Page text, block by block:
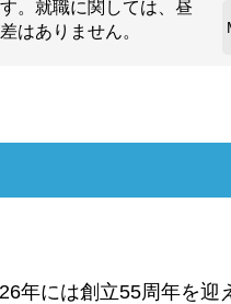
。就職に関しては、昼
はありません。
年には創立55周年を迎